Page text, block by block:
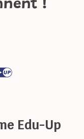
!
Edu-Up